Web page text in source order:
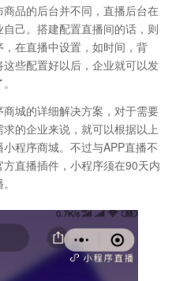
品的后台并不同，直播后台在
己。搭建配置直播间的话，则
在直播中设置，如时间，背
些配置好以后，企业就可以发
城的详细解决方案，对于需要
的企业来说，就可以根据以上
程序商城。不过与APP直播不
直播插件，小程序须在90天内